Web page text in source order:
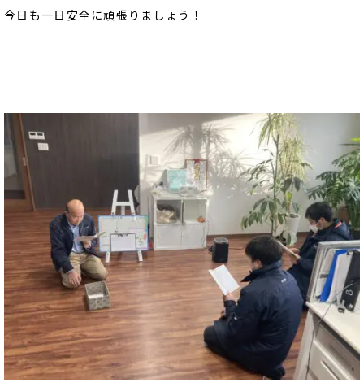
今日も一日安全に頑張りましょう！